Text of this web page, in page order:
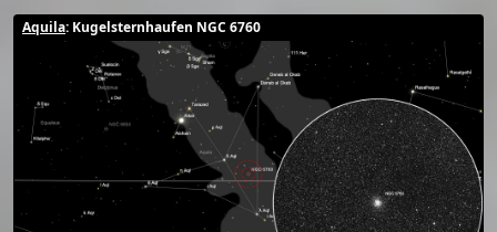
Aquila: Kugelsternhaufen NGC 6760